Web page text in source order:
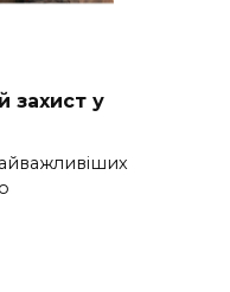
захист у